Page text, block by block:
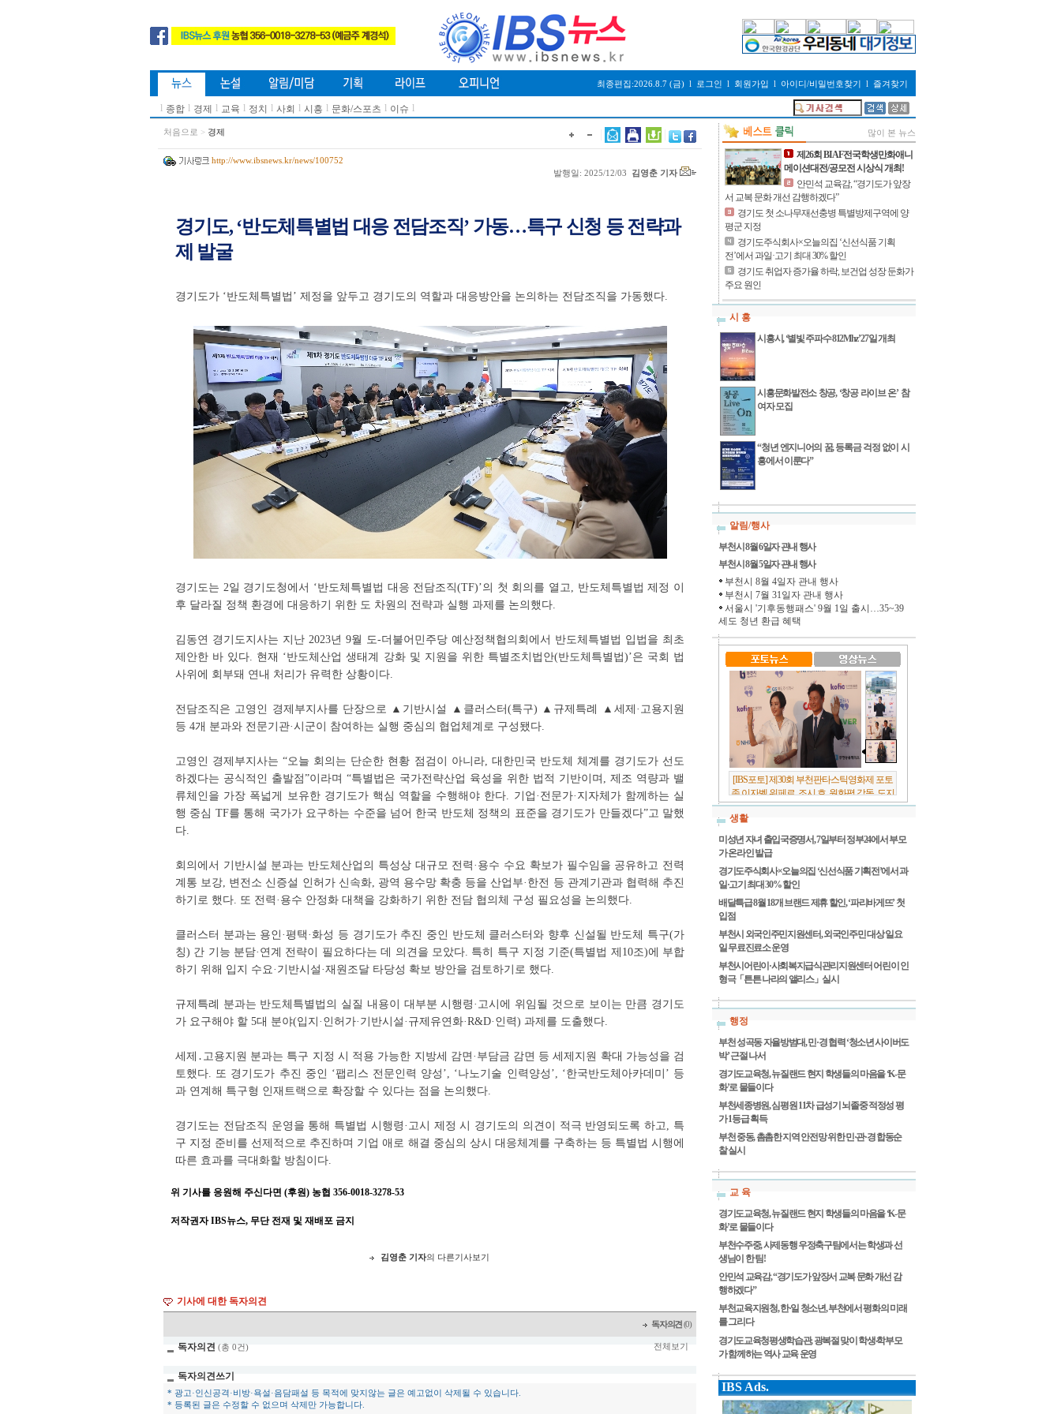
최종편집:2026.8.7 (금) l 로그인 l 회원가입 l 아이디/비밀번호찾기 l 즐겨찾기
l 종합 l 경제 l 교육 l 정치 l 사회 l 시흥 l 문화/스포츠 l 이슈 l
처음으로 > 경제
http://www.ibsnews.kr/news/100752
발행일: 2025/12/03
김영춘 기자
경기도, ‘반도체특별법 대응 전담조직’ 가동…특구 신청 등 전략과
제 발굴
경기도가 ‘반도체특별법’ 제정을 앞두고 경기도의 역할과 대응방안을 논의하는 전담조직을 가동했다.
경기도는 2일 경기도청에서 ‘반도체특별법 대응 전담조직(TF)’의 첫 회의를 열고, 반도체특별법 제정 이
후 달라질 정책 환경에 대응하기 위한 도 차원의 전략과 실행 과제를 논의했다.
김동연 경기도지사는 지난 2023년 9월 도-더불어민주당 예산정책협의회에서 반도체특별법 입법을 최초
제안한 바 있다. 현재 ‘반도체산업 생태계 강화 및 지원을 위한 특별조치법안(반도체특별법)’은 국회 법
사위에 회부돼 연내 처리가 유력한 상황이다.
전담조직은 고영인 경제부지사를 단장으로 ▲기반시설 ▲클러스터(특구) ▲규제특례 ▲세제·고용지원
등 4개 분과와 전문기관·시군이 참여하는 실행 중심의 협업체계로 구성됐다.
고영인 경제부지사는 “오늘 회의는 단순한 현황 점검이 아니라, 대한민국 반도체 체계를 경기도가 선도
하겠다는 공식적인 출발점”이라며 “특별법은 국가전략산업 육성을 위한 법적 기반이며, 제조 역량과 밸
류체인을 가장 폭넓게 보유한 경기도가 핵심 역할을 수행해야 한다. 기업·전문가·지자체가 함께하는 실
행 중심 TF를 통해 국가가 요구하는 수준을 넘어 한국 반도체 정책의 표준을 경기도가 만들겠다”고 말했
다.
회의에서 기반시설 분과는 반도체산업의 특성상 대규모 전력·용수 수요 확보가 필수임을 공유하고 전력
계통 보강, 변전소 신증설 인허가 신속화, 광역 용수망 확충 등을 산업부·한전 등 관계기관과 협력해 추진
하기로 했다. 또 전력·용수 안정화 대책을 강화하기 위한 전담 협의체 구성 필요성을 논의했다.
클러스터 분과는 용인·평택·화성 등 경기도가 추진 중인 반도체 클러스터와 향후 신설될 반도체 특구(가
칭) 간 기능 분담·연계 전략이 필요하다는 데 의견을 모았다. 특히 특구 지정 기준(특별법 제10조)에 부합
하기 위해 입지 수요·기반시설·재원조달 타당성 확보 방안을 검토하기로 했다.
규제특례 분과는 반도체특별법의 실질 내용이 대부분 시행령·고시에 위임될 것으로 보이는 만큼 경기도
가 요구해야 할 5대 분야(입지·인허가·기반시설·규제유연화·R&D·인력) 과제를 도출했다.
세제․고용지원 분과는 특구 지정 시 적용 가능한 지방세 감면·부담금 감면 등 세제지원 확대 가능성을 검
토했다. 또 경기도가 추진 중인 ‘팹리스 전문인력 양성’, ‘나노기술 인력양성’, ‘한국반도체아카데미’ 등
과 연계해 특구형 인재트랙으로 확장할 수 있다는 점을 논의했다.
경기도는 전담조직 운영을 통해 특별법 시행령·고시 제정 시 경기도의 의견이 적극 반영되도록 하고, 특
구 지정 준비를 선제적으로 추진하며 기업 애로 해결 중심의 상시 대응체계를 구축하는 등 특별법 시행에
따른 효과를 극대화할 방침이다.
위 기사를 응원해 주신다면 (후원) 농협 356-0018-3278-53
저작권자 IBS뉴스, 무단 전재 및 재배포 금지
김영춘 기자의 다른기사보기
기사에 대한 독자의견
독자의견(0)
독자의견 (총 0건) 전체보기
독자의견쓰기
* 광고·인신공격·비방·욕설·음담패설 등 목적에 맞지않는 글은 예고없이 삭제될 수 있습니다.
* 등록된 글은 수정할 수 없으며 삭제만 가능합니다.
많이 본 뉴스
제26회 BIAF전국학생만화애니
메이션대전/공모전 시상식 개최!
안민석 교육감, “경기도가 앞장
서 교복 문화 개선 감행하겠다”
경기도 첫 소나무재선충병 특별방제구역에 양
평군 지정
경기도주식회사×오늘의집 ‘신선식품 기획
전’에서 과일·고기 최대 30% 할인
경기도 취업자 증가율 하락, 보건업 성장 둔화가
주요 원인
시 흥
시흥시, ‘별빛 주파수 812Mhz’ 27일 개최
시흥문화발전소 창공, ‘창공 라이브 온’ 참
여자 모집
“청년 엔지니어의 꿈, 등록금 걱정 없이 시
흥에서 이룬다”
알림/행사
부천시 8월 6일자 관내 행사
부천시 8월 5일자 관내 행사
부천시 8월 4일자 관내 행사
부천시 7월 31일자 관내 행사
서울시 '기후동행패스' 9월 1일 출시…35~39
세도 청년 환급 혜택
[IBS포토] 제30회 부천판타스틱영화제 포토
존 이자벨 위페르, 조시 호, 원화평 감독, 도지
원 배우
생활
미성년 자녀 출입국증명서, 7일부터 정부24에서 부모
가 온라인 발급
경기도주식회사×오늘의집 ‘신선식품 기획전’에서 과
일·고기 최대 30% 할인
배달특급 8월 18개 브랜드 제휴 할인, ‘파리바게뜨’ 첫
입점
부천시 외국인주민지원센터, 외국인주민 대상 일요
일 무료진료소 운영
부천시어린이·사회복지급식관리지원센터 어린이 인
형극「튼튼 나라의 앨리스」실시
행정
부천 성곡동 자율방범대, 민·경 협력 ‘청소년 사이버도
박’ 근절 나서
경기도교육청, 뉴질랜드 현지 학생들의 마음을 ‘K-문
화’로 물들이다
부천세종병원, 심평원 11차 급성기 뇌졸중 적정성 평
가 1등급 획득
부천 중동, 촘촘한 지역 안전망 위한 민·관·경 합동순
찰 실시
교 육
경기도교육청, 뉴질랜드 현지 학생들의 마음을 ‘K-문
화’로 물들이다
부천수주중, 사제동행 우정축구팀에서는 학생과 선
생님이 한 팀!
안민석 교육감, “경기도가 앞장서 교복 문화 개선 감
행하겠다”
부천교육지원청, 한·일 청소년, 부천에서 평화의 미래
를 그리다
경기도교육청평생학습관, 광복절 맞이 학생‧학부모
가 함께하는 역사 교육 운영